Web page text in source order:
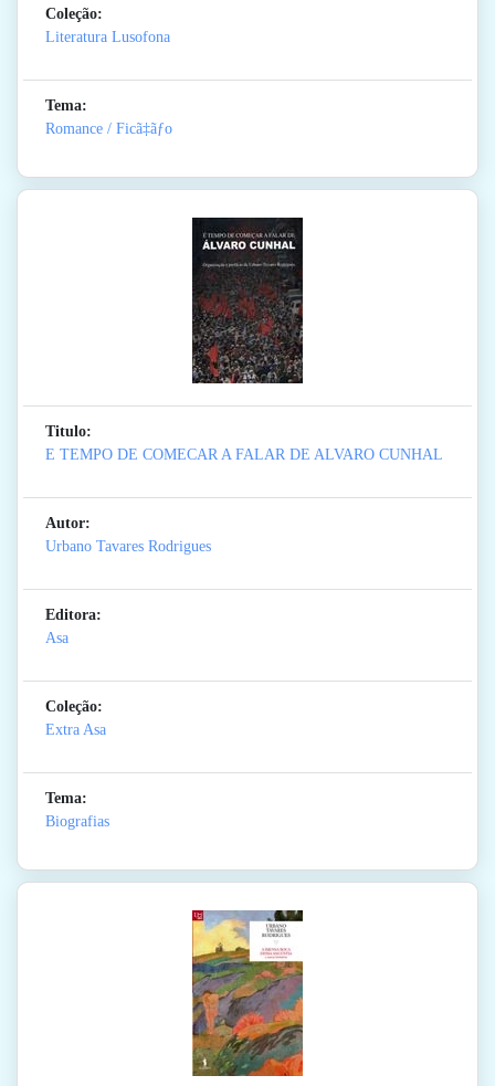
Coleção:
Literatura Lusofona
Tema:
Romance / Ficã‡ãƒo
Titulo:
E TEMPO DE COMECAR A FALAR DE ALVARO CUNHAL
Autor:
Urbano Tavares Rodrigues
Editora:
Asa
Coleção:
Extra Asa
Tema:
Biografias